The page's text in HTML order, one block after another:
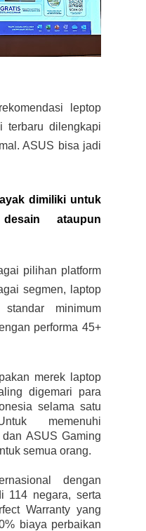
leptop
terbaru dilengkapi
ASUS bisa jadi
dimiliki untuk
ataupun
pilihan platform
segmen, laptop
minimum
performa 45+
merek laptop
digemari para
selama satu
memenuhi
ASUS Gaming
semua orang.
dengan
114 negara, serta
Warranty yang
biaya perbaikan